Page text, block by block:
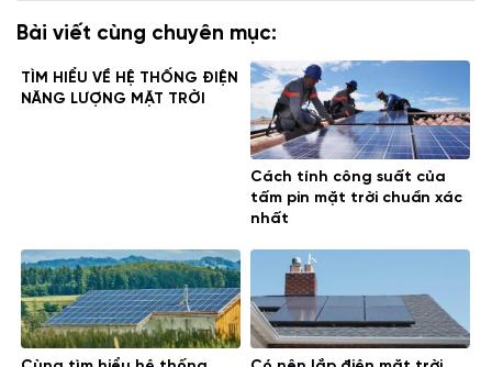
Bài viết cùng chuyên mục:
TÌM HIỂU VỀ HỆ THỐNG ĐIỆN
NĂNG LƯỢNG MẶT TRỜI
Cách tính công suất của
tấm pin mặt trời chuẩn xác
nhất